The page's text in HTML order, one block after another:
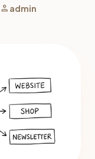
person admin